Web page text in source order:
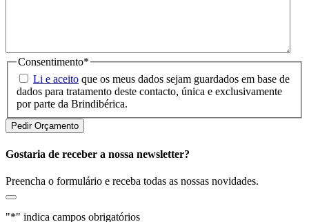
Consentimento*
Li e aceito que os meus dados sejam guardados em base de
dados para tratamento deste contacto, única e exclusivamente
por parte da Brindibérica.
Gostaria de receber a nossa newsletter?
Preencha o formulário e receba todas as nossas novidades.
"*" indica campos obrigatórios